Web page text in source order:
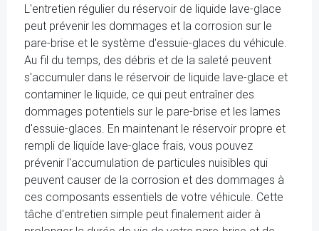
L'entretien régulier du réservoir de liquide lave-glace
peut prévenir les dommages et la corrosion sur le
pare-brise et le système d'essuie-glaces du véhicule.
Au fil du temps, des débris et de la saleté peuvent
s'accumuler dans le réservoir de liquide lave-glace et
contaminer le liquide, ce qui peut entraîner des
dommages potentiels sur le pare-brise et les lames
d'essuie-glaces. En maintenant le réservoir propre et
rempli de liquide lave-glace frais, vous pouvez
prévenir l'accumulation de particules nuisibles qui
peuvent causer de la corrosion et des dommages à
ces composants essentiels de votre véhicule. Cette
tâche d'entretien simple peut finalement aider à